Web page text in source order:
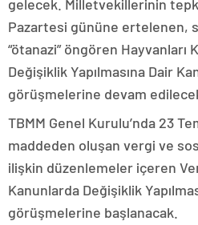
gelecek. Milletvekillerinin
Pazartesi gününe ertelenen,
“ötanazi” öngören Hayvanları
Değişiklik Yapılmasına Dair
görüşmelerine devam
TBMM Genel Kurulu’nda 23
maddeden oluşan vergi ve
ilişkin düzenlemeler içeren
Kanunlarda Değişiklik
görüşmelerine başlanacak.